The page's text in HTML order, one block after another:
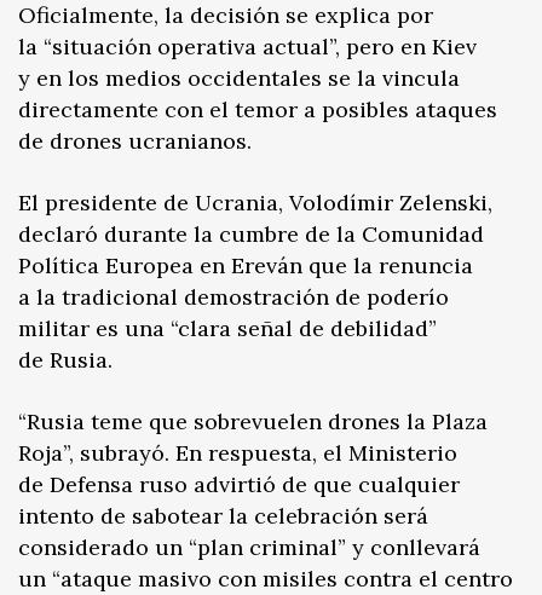
Oficialmente, la decisión se explica por
la “situación operativa actual”, pero en Kiev
y en los medios occidentales se la vincula
directamente con el temor a posibles ataques
de drones ucranianos.
El presidente de Ucrania, Volodímir Zelenski,
declaró durante la cumbre de la Comunidad
Política Europea en Ereván que la renuncia
a la tradicional demostración de poderío
militar es una “clara señal de debilidad”
de Rusia.
“Rusia teme que sobrevuelen drones la Plaza
Roja”, subrayó. En respuesta, el Ministerio
de Defensa ruso advirtió de que cualquier
intento de sabotear la celebración será
considerado un “plan criminal” y conllevará
un “ataque masivo con misiles contra el centro